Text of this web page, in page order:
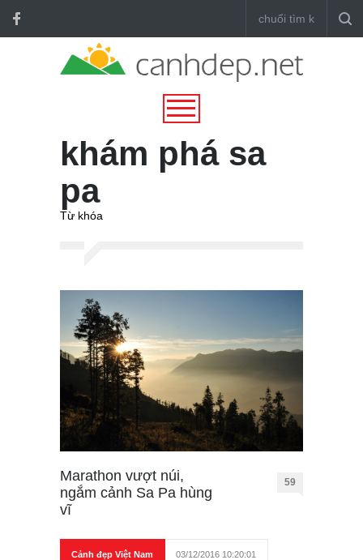
khám phá sa
pa
Từ khóa
Marathon vượt núi,
ngắm cảnh Sa Pa hùng
vĩ
59
Cảnh đẹp Việt Nam 03/12/2016 10:20:01